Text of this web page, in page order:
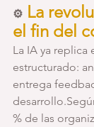
⚙️ La
el fin del
La IA ya replica
estructurado:
entrega
% de las